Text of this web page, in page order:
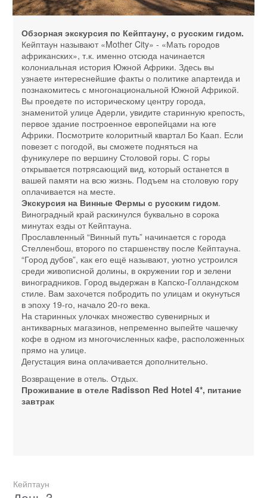
Обзорная экскурсия по Кейптауну, с русским гидом.
Кейптаун называют «Mother City» - «Мать городов
африканских», т.к. именно отсюда начинается
колониальная история Южной Африки. Здесь вы
узнаете интереснейшие факты о политике апартеида и
познакомитесь с многонациональной Южной Африкой.
Вы проедете по историческому центру города,
знаменитой улице Адерли, увидите старинную крепость,
первое здание построенное европейцами на юге
Африки. Посмотрите колоритный квартал Бо Каап. Если
повезет с погодой, вы сможете подняться на
фуникулере по вершину Столовой горы. С горы
открывается потрясающий вид, который останется в
вашей памяти на всю жизнь. Подъем на столовую гору
оплачивается на месте.
Экскурсия на Винные Фермы с русским гидом.
Виноградный край раскинулся буквально в сорока
минутах езды от Кейптауна.
Прославленный “Винный путь” начинается с города
Стелленбош, второго по старшенству после Кейптауна.
“Город дубов”, как его ещё называют, уютно устроился
среди живописной долины, в окружении гор и зелени
виноградников. Город выдержан в Капско-Голландском
стиле. Вам захочется побродить по улицам и окунуться
в эпоху 19-го, начало 20-го века.
На старинных улочках множество сувенирных и
антикварных магазинов, непременно выпейте чашечку
кофе в одном из многочисленных кафе, расположенных
прямо на улице.
Дегустация вина оплачивается дополнительно.
Возвращение в отель. Отдых.
Проживание в отеле Radisson Red Hotel 4*, питание
завтрак
Кейптаун